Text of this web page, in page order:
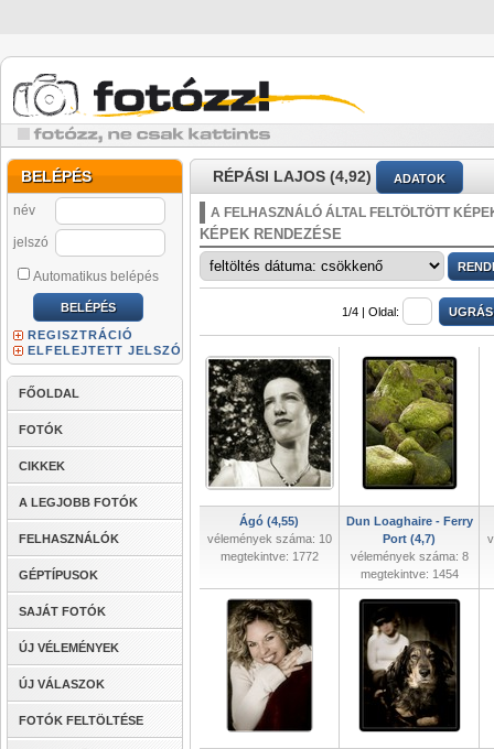
BELÉPÉS
név
jelszó
Automatikus belépés
REGISZTRÁCIÓ
ELFELEJTETT JELSZÓ
FŐOLDAL
FOTÓK
CIKKEK
A LEGJOBB FOTÓK
FELHASZNÁLÓK
GÉPTÍPUSOK
SAJÁT FOTÓK
ÚJ VÉLEMÉNYEK
ÚJ VÁLASZOK
FOTÓK FELTÖLTÉSE
RÉPÁSI LAJOS (4,92) ADATOK
A FELHASZNÁLÓ ÁLTAL FELTÖLTÖTT
KÉPEK RENDEZÉSE
1/4 | Oldal:
Ágó (4,55)
vélemények száma: 10
megtekintve: 1772
Dun Loaghaire - Ferry
Port (4,7)
vélemények száma: 8
megtekintve: 1454